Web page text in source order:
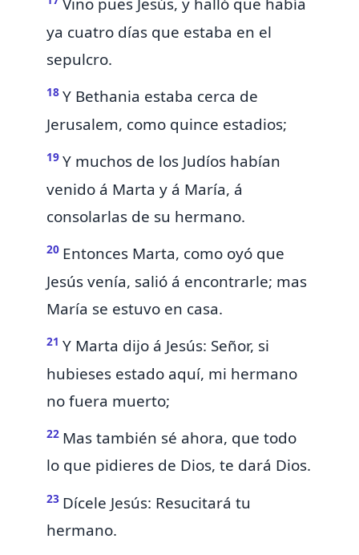
Vino pues Jesús, y halló que había
ya cuatro días que estaba en el
sepulcro.
18 Y Bethania estaba cerca de
Jerusalem, como quince estadios;
19 Y muchos de los Judíos habían
venido á Marta y á María, á
consolarlas de su hermano.
20 Entonces Marta, como oyó que
Jesús venía, salió á encontrarle; mas
María se estuvo en casa.
21 Y Marta dijo á Jesús: Señor, si
hubieses estado aquí, mi hermano
no fuera muerto;
22 Mas también sé ahora, que todo
lo que pidieres de Dios, te dará Dios.
23 Dícele Jesús: Resucitará tu
hermano.